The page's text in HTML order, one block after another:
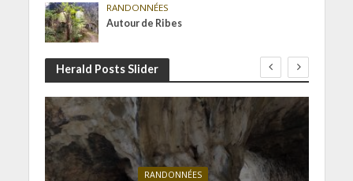
RANDONNÉES
Autour de Ribes
Herald Posts Slider
RANDONNÉES